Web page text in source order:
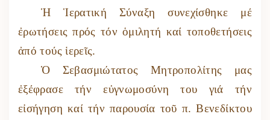
Ἡ Ἱερατική Σύναξη συνεχίσθηκε μέ
ἐρωτήσεις πρός τόν ὁμιλητή καί τοποθετήσεις
ἀπό τούς ἱερεῖς.
Ὁ Σεβασμιώτατος Μητροπολίτης μας
ἐξέφρασε τήν εὐγνωμοσύνη του γιά τήν
εἰσήγηση καί τήν παρουσία τοῦ π. Βενεδίκτου